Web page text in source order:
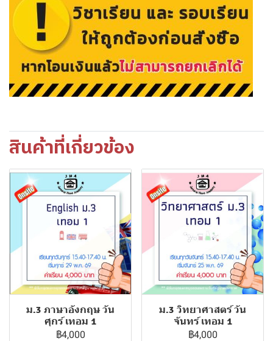
สินค้าที่เกี่ยวข้อง
ม.3 ภาษาอังกฤษ วัน
ศุกร์ เทอม 1
฿4,000
ม.3 วิทยาศาสตร์ วัน
จันทร์ เทอม 1
฿4,000